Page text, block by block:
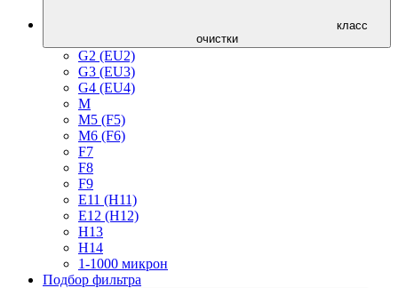
очистки
G2 (EU2)
G3 (EU3)
G4 (EU4)
M
M5 (F5)
M6 (F6)
F7
F8
F9
E11 (H11)
E12 (H12)
H13
H14
1-1000 микрон
Подбор фильтра